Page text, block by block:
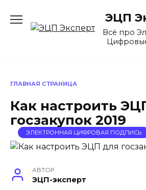
содержанию
ЭЦП
Всё про
ГЛАВНАЯ СТРАНИЦА
Как настроить
госзакупок 2019
ЭЛЕКТРОННАЯ ЦИФРОВАЯ ПОДПИСЬ
АВТОР
ЭЦП-эксперт